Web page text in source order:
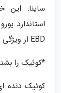
EBD از ویژگی های این محصول است.
*کوئیک را
کوئیک دنده